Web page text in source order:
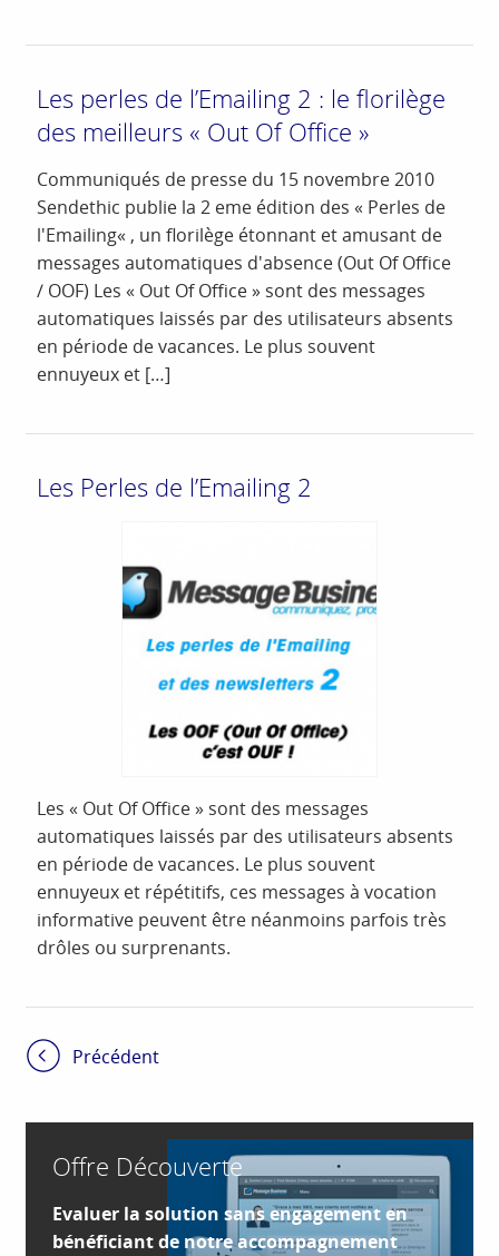
Les perles de l’Emailing 2 : le florilège
des meilleurs « Out Of Office »
Communiqués de presse du 15 novembre 2010
Sendethic publie la 2 eme édition des « Perles de
l'Emailing« , un florilège étonnant et amusant de
messages automatiques d'absence (Out Of Office
/ OOF) Les « Out Of Office » sont des messages
automatiques laissés par des utilisateurs absents
en période de vacances. Le plus souvent
ennuyeux et […]
Les Perles de l’Emailing 2
Les « Out Of Office » sont des messages
automatiques laissés par des utilisateurs absents
en période de vacances. Le plus souvent
ennuyeux et répétitifs, ces messages à vocation
informative peuvent être néanmoins parfois très
drôles ou surprenants.
Précédent
Offre Découverte
Evaluer la solution sans engagement en
bénéficiant de notre accompagnement